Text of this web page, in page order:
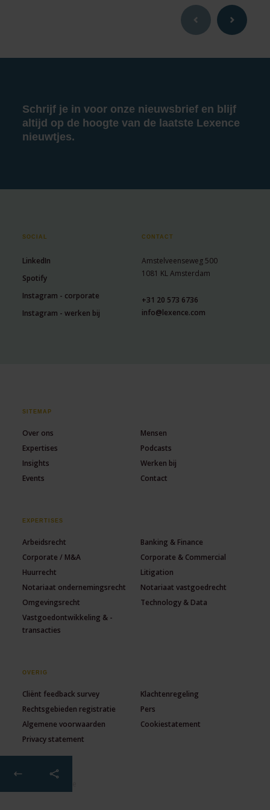
Schrijf je in voor onze nieuwsbrief en blijf
altijd op de hoogte van de laatste Lexence
nieuwtjes.
SOCIAL
LinkedIn
Spotify
Instagram - corporate
Instagram - werken bij
CONTACT
Amstelveenseweg 500
1081 KL Amsterdam
+31 20 573 6736
info@lexence.com
SITEMAP
Over ons
Mensen
Expertises
Podcasts
Insights
Werken bij
Events
Contact
EXPERTISES
Arbeidsrecht
Banking & Finance
Corporate / M&A
Corporate & Commercial
Huurrecht
Litigation
Notariaat ondernemingsrecht
Notariaat vastgoedrecht
Omgevingsrecht
Technology & Data
Vastgoedontwikkeling & -
transacties
OVERIG
Cliënt feedback survey
Klachtenregeling
Rechtsgebieden registratie
Pers
Algemene voorwaarden
Cookiestatement
Privacy statement